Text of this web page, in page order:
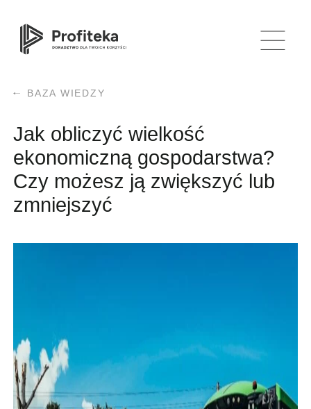
BAZA WIEDZY
Jak obliczyć wielkość
ekonomiczną gospodarstwa?
Czy możesz ją zwiększyć lub
zmniejszyć